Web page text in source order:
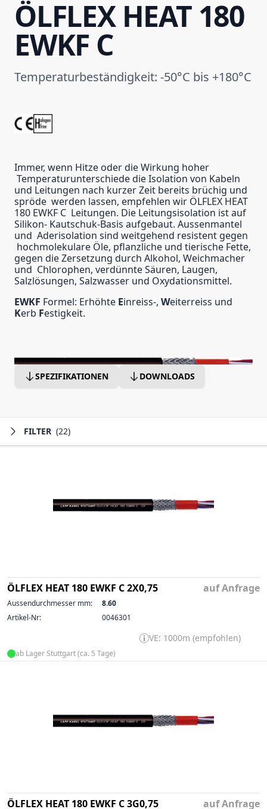
ÖLFLEX HEAT 180
EWKF C
Temperaturbeständigkeit: -50°C bis +180°C
Immer, wenn Hitze oder die Wirkung hoher
Temperaturunterschiede die Isolation von Kabeln
und Leitungen nach kurzer Zeit bereits brüchig und
spröde werden lassen, empfehlen wir ÖLFLEX HEAT
180 EWKF C Leitungen. Die Leitungsisolation ist auf
Silikon- Kautschuk-Basis aufgebaut. Aussenmantel
und Aderisolation sind weitgehend resistent gegen
hochmolekulare Öle, pflanzliche und tierische Fette,
gegen die Zersetzung durch Alkohol, Weichmacher
und Chlorophen, verdünnte Säuren, Laugen,
Salzlösungen, Salzwasser und Oxydationsmittel.
EWKF Formel: Erhöhte Einreiss-, Weiterreiss und
Kerb Festigkeit.
SPEZIFIKATIONEN DOWNLOADS
FILTER (22)
ÖLFLEX HEAT 180 EWKF C 2X0,75 auf Anfrage
Aussendurchmesser mm:
8.60
Artikel-Nr:
0046301
VE: 1000m (empfohlen)
ab Lager Stuttgart (ca. 5 Tage)
ÖLFLEX HEAT 180 EWKF C 3G0,75 auf Anfrage